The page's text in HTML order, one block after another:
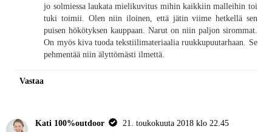
jo solmiessa laukata mielikuvitus mihin kaikkiin malleihin toi
tuki toimii. Olen niin iloinen, että jätin viime hetkellä sen
puisen hökötyksen kauppaan. Narut on niin paljon sirommat.
On myös kiva tuoda tekstiilimateriaalia ruukkupuutarhaan. Se
pehmentää niin älyttömästi ilmettä.
Vastaa
Kati 100%outdoor
21. toukokuuta 2018 klo 22.45